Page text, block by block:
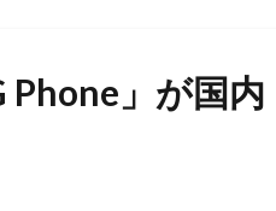
Phone」が国内